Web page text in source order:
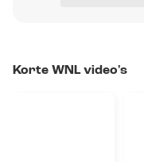
Korte WNL video's